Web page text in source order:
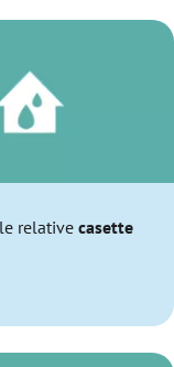
relative casette